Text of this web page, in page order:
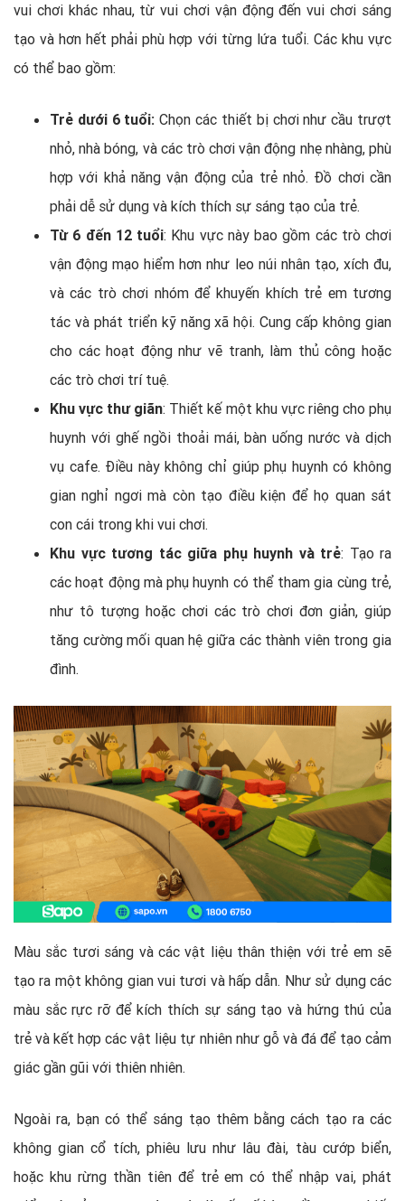
vui chơi khác nhau, từ vui chơi vận động đến vui chơi sáng
tạo và hơn hết phải phù hợp với từng lứa tuổi. Các khu vực
có thể bao gồm:
Trẻ dưới 6 tuổi: Chọn các thiết bị chơi như cầu trượt
nhỏ, nhà bóng, và các trò chơi vận động nhẹ nhàng, phù
hợp với khả năng vận động của trẻ nhỏ. Đồ chơi cần
phải dễ sử dụng và kích thích sự sáng tạo của trẻ.
Từ 6 đến 12 tuổi: Khu vực này bao gồm các trò chơi
vận động mạo hiểm hơn như leo núi nhân tạo, xích đu,
và các trò chơi nhóm để khuyến khích trẻ em tương
tác và phát triển kỹ năng xã hội. Cung cấp không gian
cho các hoạt động như vẽ tranh, làm thủ công hoặc
các trò chơi trí tuệ.
Khu vực thư giãn: Thiết kế một khu vực riêng cho phụ
huynh với ghế ngồi thoải mái, bàn uống nước và dịch
vụ cafe. Điều này không chỉ giúp phụ huynh có không
gian nghỉ ngơi mà còn tạo điều kiện để họ quan sát
con cái trong khi vui chơi.
Khu vực tương tác giữa phụ huynh và trẻ: Tạo ra
các hoạt động mà phụ huynh có thể tham gia cùng trẻ,
như tô tượng hoặc chơi các trò chơi đơn giản, giúp
tăng cường mối quan hệ giữa các thành viên trong gia
đình.
Màu sắc tươi sáng và các vật liệu thân thiện với trẻ em sẽ
tạo ra một không gian vui tươi và hấp dẫn. Như sử dụng các
màu sắc rực rỡ để kích thích sự sáng tạo và hứng thú của
trẻ và kết hợp các vật liệu tự nhiên như gỗ và đá để tạo cảm
giác gần gũi với thiên nhiên.
Ngoài ra, bạn có thể sáng tạo thêm bằng cách tạo ra các
không gian cổ tích, phiêu lưu như lâu đài, tàu cướp biển,
hoặc khu rừng thần tiên để trẻ em có thể nhập vai, phát